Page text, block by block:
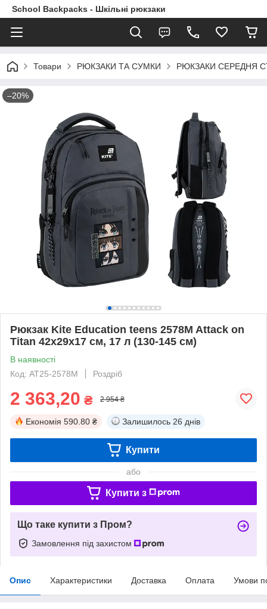
School Backpacks - Шкільні рюкзаки
Товари РЮКЗАКИ ТА СУМКИ РЮКЗАКИ СЕРЕДНЯ
–20%
Рюкзак Kite Education teens 2578M Attack on
Titan 42x29x17 см, 17 л (130-145 см)
В наявності
Код: AT25-2578M
Роздріб
2 363,20 ₴ 2 954 ₴
Економія 590.80 ₴ Залишилось 26 днів
Купити
або
Купити з
Що таке купити з Пром?
Замовлення під захистом
Опис Характеристики Доставка Оплата Умови